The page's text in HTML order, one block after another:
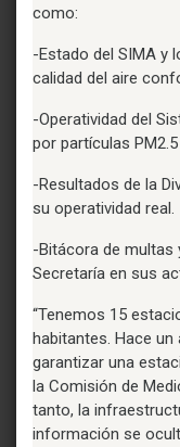
como:
-Estado del SIMA y
calidad del aire
-Operatividad del
por partículas
-Resultados de la
su operatividad real.
-Bitácora de multas
Secretaría en sus
“Tenemos 15
habitantes. Hace
garantizar una
la Comisión de
tanto, la
información se